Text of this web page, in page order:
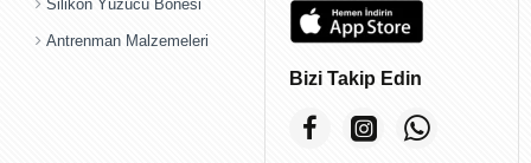
Silikon Yüzücü Bonesi
Antrenman Malzemeleri
Bizi Takip Edin